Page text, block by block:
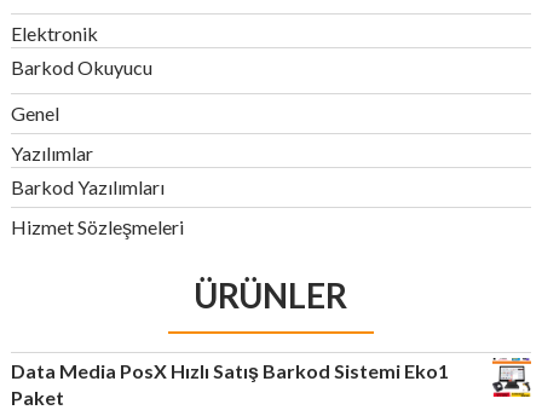
Elektronik
Barkod Okuyucu
Genel
Yazılımlar
Barkod Yazılımları
Hizmet Sözleşmeleri
ÜRÜNLER
Data Media PosX Hızlı Satış Barkod Sistemi Eko1
Paket